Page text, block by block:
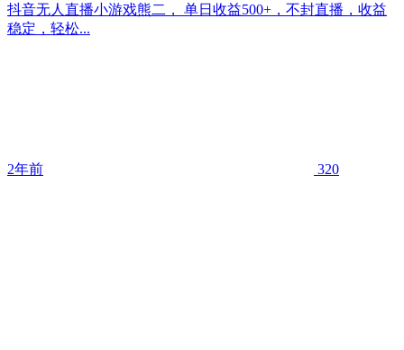
抖音无人直播小游戏熊二， 单日收益500+，不封直播，收益
稳定，轻松...
2年前 320